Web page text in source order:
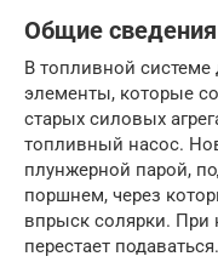
Общие сведения
В топливной системе
элементы, которые
старых силовых
топливный насос.
плунжерной парой,
поршнем, через
впрыск солярки. При
перестает